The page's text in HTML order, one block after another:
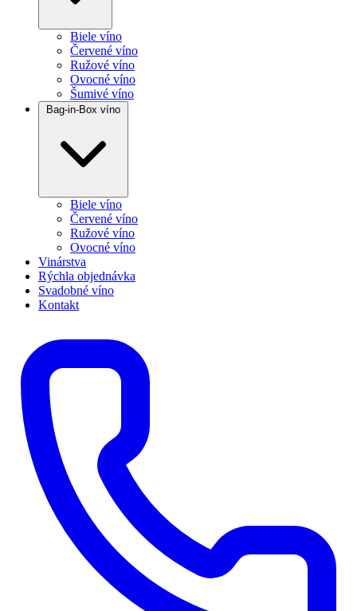
Biele víno
Červené víno
Ružové víno
Ovocné víno
Šumivé víno
Bag-in-Box víno
Biele víno
Červené víno
Ružové víno
Ovocné víno
Vinárstva
Rýchla objednávka
Svadobné víno
Kontakt